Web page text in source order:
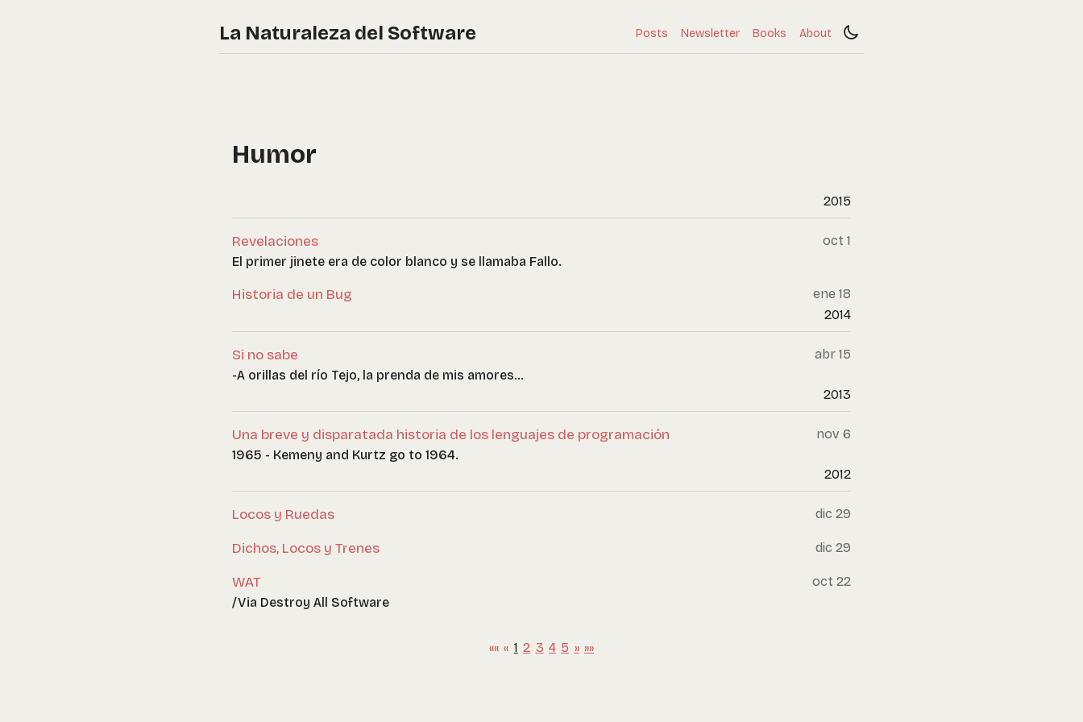
La Naturaleza del Software Posts Newsletter Books About
Humor
2015
Revelaciones
oct 1
El primer jinete era de color blanco y se llamaba Fallo.
Historia de un Bug
ene 18
2014
Si no sabe
abr 15
-A orillas del río Tejo, la prenda de mis amores...
2013
Una breve y disparatada historia de los lenguajes de programación
nov 6
1965 - Kemeny and Kurtz go to 1964.
2012
Locos y Ruedas dic 29
Dichos, Locos y Trenes dic 29
WAT
oct 22
/Via Destroy All Software
«« « 1 2 3 4 5 » »»